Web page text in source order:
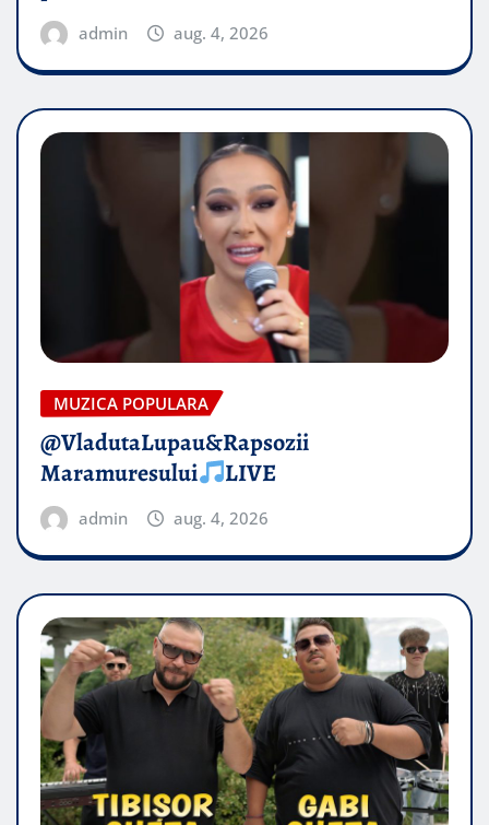
admin aug. 4, 2026
MUZICA POPULARA
@VladutaLupau&Rapsozii
Maramuresului
LIVE
admin aug. 4, 2026